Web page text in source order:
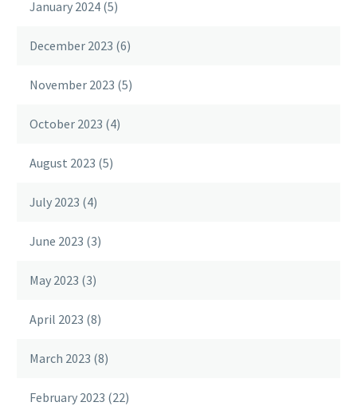
January 2024 (5)
December 2023 (6)
November 2023 (5)
October 2023 (4)
August 2023 (5)
July 2023 (4)
June 2023 (3)
May 2023 (3)
April 2023 (8)
March 2023 (8)
February 2023 (22)